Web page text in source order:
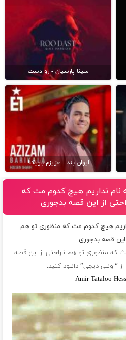
سینا پارسیان - رو دست
ایوان بند - عزیزم باریکلا
نام نداریم هیچ کدوم مث که
از این قصه بدجوری
هیچ کدوم مث که منظوری تو هم
این قصه بدجوری
که منظوری تو هم ناراحتی از این قصه
از “اونلی دیجی” دانلود کنید.
Amir Tataloo